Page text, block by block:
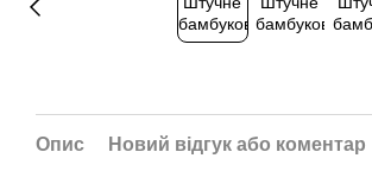
Опис Новий відгук або коментар